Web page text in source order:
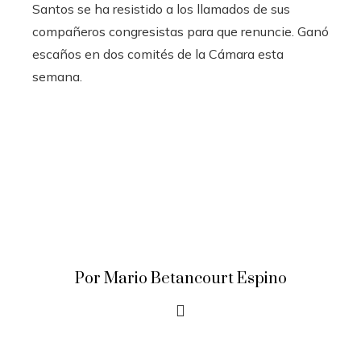
Santos se ha resistido a los llamados de sus
compañeros congresistas para que renuncie. Ganó
escaños en dos comités de la Cámara esta
semana.
Por Mario Betancourt Espino